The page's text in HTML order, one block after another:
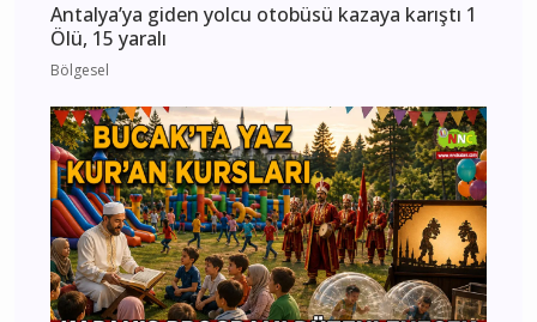
Antalya’ya giden yolcu otobüsü kazaya karıştı 1
Ölü, 15 yaralı
Bölgesel